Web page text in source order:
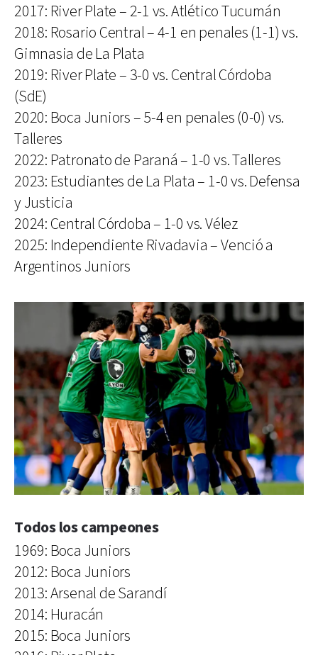
2017: River Plate – 2-1 vs. Atlético Tucumán
2018: Rosario Central – 4-1 en penales (1-1) vs.
Gimnasia de La Plata
2019: River Plate – 3-0 vs. Central Córdoba
(SdE)
2020: Boca Juniors – 5-4 en penales (0-0) vs.
Talleres
2022: Patronato de Paraná – 1-0 vs. Talleres
2023: Estudiantes de La Plata – 1-0 vs. Defensa
y Justicia
2024: Central Córdoba – 1-0 vs. Vélez
2025: Independiente Rivadavia – Venció a
Argentinos Juniors
Todos los campeones
1969: Boca Juniors
2012: Boca Juniors
2013: Arsenal de Sarandí
2014: Huracán
2015: Boca Juniors